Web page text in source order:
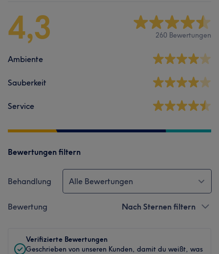
4,3 260 Bewertungen
Ambiente
Sauberkeit
Service
Bewertungen filtern
Behandlung Alle Bewertungen
Bewertung Nach Sternen filtern
Verifizierte Bewertungen
Geschrieben von unseren Kunden, damit du weißt, was